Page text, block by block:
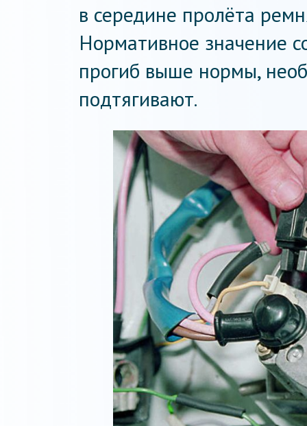
в середине пролёта
Нормативное значение
прогиб выше нормы,
подтягивают.